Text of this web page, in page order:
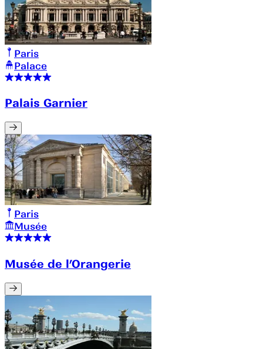
Paris
Palace
Palais Garnier
Paris
Musée
Musée de l’Orangerie